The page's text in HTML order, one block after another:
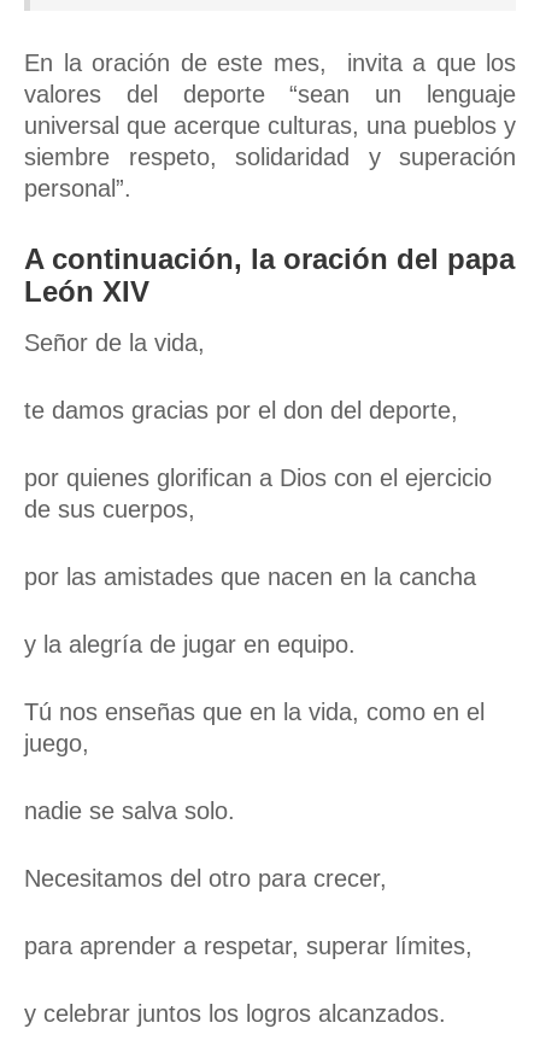
En la oración de este mes, invita a que los
valores del deporte “sean un lenguaje
universal que acerque culturas, una pueblos y
siembre respeto, solidaridad y superación
personal”.
A continuación, la oración del papa
León XIV
Señor de la vida,
te damos gracias por el don del deporte,
por quienes glorifican a Dios con el ejercicio
de sus cuerpos,
por las amistades que nacen en la cancha
y la alegría de jugar en equipo.
Tú nos enseñas que en la vida, como en el
juego,
nadie se salva solo.
Necesitamos del otro para crecer,
para aprender a respetar, superar límites,
y celebrar juntos los logros alcanzados.